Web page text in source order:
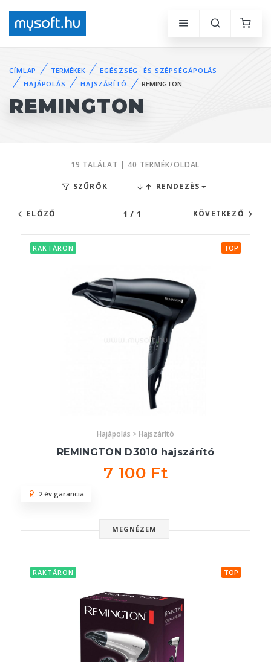
CÍMLAP TERMÉKEK
EGÉSZSÉG- ÉS SZÉPSÉGÁPOLÁS
HAJÁPOLÁS
HAJSZÁRÍTÓ REMINGTON
REMINGTON
19 TALÁLAT | 40 TERMÉK/OLDAL
SZŰRŐK RENDEZÉS
ELŐZŐ 1 / 1 KÖVETKEZŐ
RAKTÁRON TOP
Hajápolás > Hajszárító
REMINGTON D3010 hajszárító
7 100 Ft
MEGNÉZEM
2 év garancia
RAKTÁRON TOP